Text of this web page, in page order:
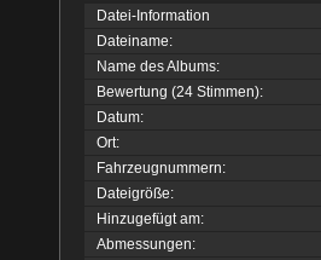
Datei-Information
Dateiname:
Name des Albums:
Bewertung (24 Stimmen):
Datum:
Ort:
Fahrzeugnummern:
Dateigröße:
Hinzugefügt am:
Abmessungen: